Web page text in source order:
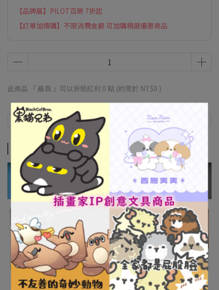
【品牌展】PILOT百樂 7折起
【訂單加價購】不限消費金額 可加購精選優惠商品
此商品 「 最高 」可以折抵紅利 0 點 (約等於 NT$0 )
商品介紹
商品介紹